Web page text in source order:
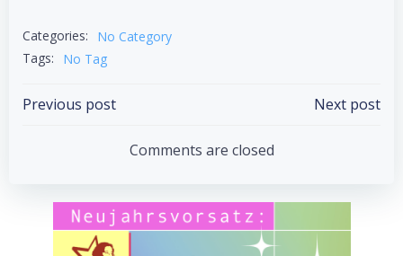
Categories:
No Category
Tags:
No Tag
Post
navigation
Previous post
navigation
Next post
Comments are closed